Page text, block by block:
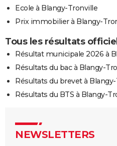
Ecole à Blangy-Tronville
Prix immobilier à Blangy-
Tous les résultats
Résultat municipale 2026 à
Résultats du bac à Blangy-
Résultats du brevet à
Résultats du BTS à Blangy-
NEWSLETTERS